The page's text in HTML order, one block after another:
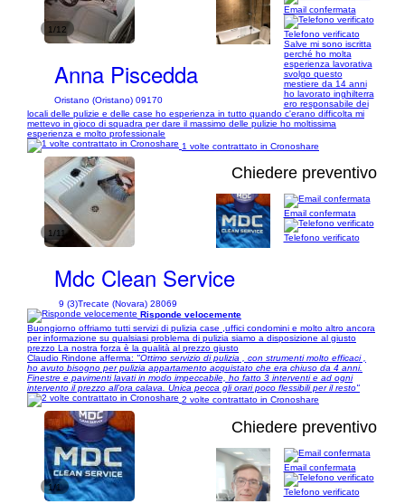
1/12
Anna Piscedda
Oristano (Oristano) 09170
Email confermata
Telefono verificato
Salve mi sono iscritta
perché ho molta
esperienza lavorativa
svolgo questo
mestiere da 14 anni
ho lavorato inghilterra
ero responsabile dei
locali delle pulizie e delle case ho esperienza in tutto quando c'erano difficolta mi
mettevo in gioco di squadra per dare il massimo delle pulizie ho moltissima
esperienza e molto professionale
1 volte contrattato in Cronoshare
1/11
Chiedere preventivo
Mdc Clean Service
9 (3)Trecate (Novara) 28069
Email confermata
Telefono verificato
Risponde velocemente
Buongiorno offriamo tutti servizi di pulizia case ,uffici condomini e molto altro ancora
per informazione su qualsiasi problema di pulizia siamo a disposizione al giusto
prezzo La nostra forza è la qualità al prezzo giusto
Claudio Rindone afferma: "Ottimo servizio di pulizia , con strumenti molto efficaci ,
ho avuto bisogno per pulizia appartamento acquistato che era chiuso da 4 anni.
Finestre e pavimenti lavati in modo impeccabile, ho fatto 3 interventi e ad ogni
intervento il prezzo all’ora calava. Unica pecca gli orari poco flessibili per il resto"
2 volte contrattato in Cronoshare
1/1
Chiedere preventivo
Email confermata
Telefono verificato